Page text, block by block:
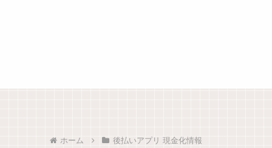
ホーム 後払いアプリ 現金化情報